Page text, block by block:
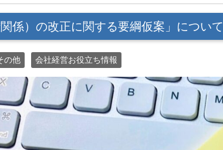
関係）の改正に関する要綱仮案」について
の他 会社経営お役立ち情報